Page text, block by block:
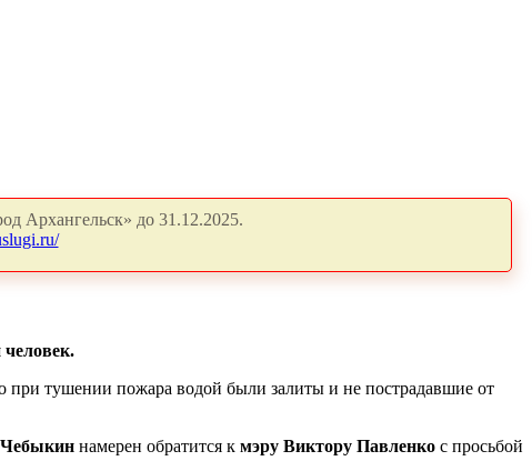
Архангельск» до 31.12.2025.
при тушении пожара водой были залиты и не пострадавшие от
Чебыкин намерен обратится к мэру Виктору Павленко с просьбой